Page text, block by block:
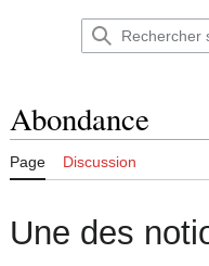
Abondance
Page Discussion
Une des